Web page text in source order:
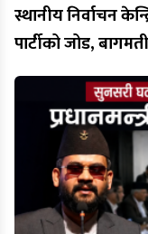
स्थानीय निर्वाचन
पार्टीको जोड,